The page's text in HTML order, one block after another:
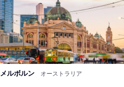
メルボルン オーストラリア